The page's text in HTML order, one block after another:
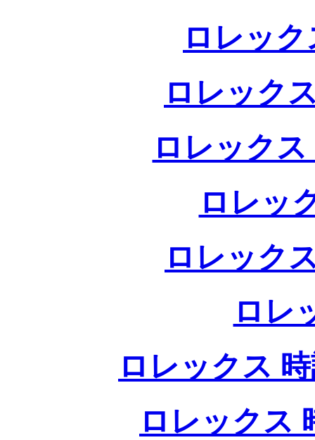
ロレッ
ロレック
ロレック
ロレッ
ロレック
ロレ
ロレックス
ロレックス